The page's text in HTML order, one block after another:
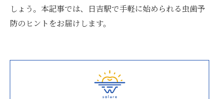
しょう。本記事では、日吉駅で手軽に始められる虫歯予
防のヒントをお届けします。